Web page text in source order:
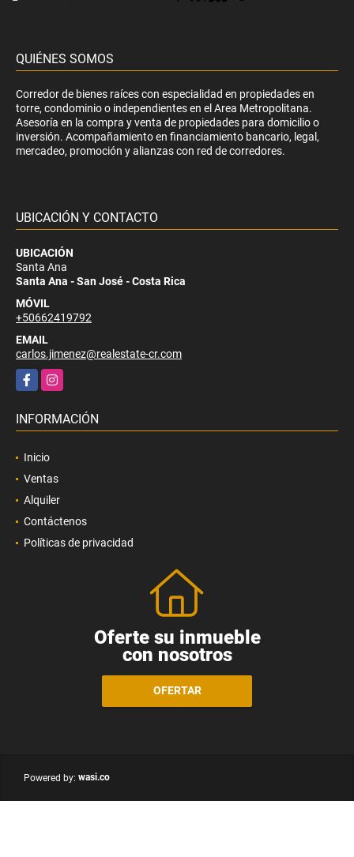
QUIÉNES SOMOS
Corredor de bienes raíces con especialidad en propiedades en
torre, condominio o independientes en el Area Metropolitana.
Asesoría en la compra y venta de propiedades para domicilio o
inversión. Acompañamiento en financiamiento bancario, legal,
mercadeo, promoción y alianzas con red de corredores.
UBICACIÓN Y CONTACTO
UBICACIÓN
Santa Ana
Santa Ana - San José - Costa Rica
MÓVIL
+50662419792
EMAIL
carlos.jimenez@realestate-cr.com
FacebookInstagram
INFORMACIÓN
Inicio
Ventas
Alquiler
Contáctenos
Políticas de privacidad
Oferte su inmueble
con nosotros
OFERTAR
Powered by: wasi.co